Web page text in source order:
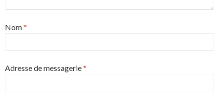
Nom*
Adresse de messagerie*